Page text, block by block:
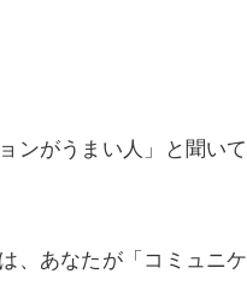
ンがうまい人」と聞い
、あなたが「コミュニ